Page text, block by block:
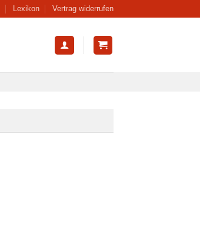
Lexikon Vertrag widerrufen